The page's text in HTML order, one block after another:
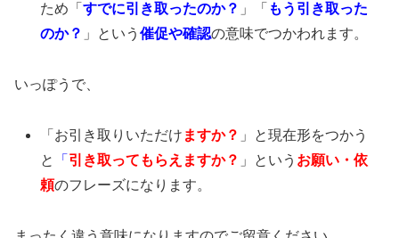
ため「すでに引き取ったのか？ 」「 もう引き取った
のか？ 」という催促や確認の意味でつかわれます。
いっぽうで、
「お引き取りいただけ ますか？ 」と現在形をつかう
と
「 引き取ってもらえますか？ 」という お願い・依
頼のフレーズになります。